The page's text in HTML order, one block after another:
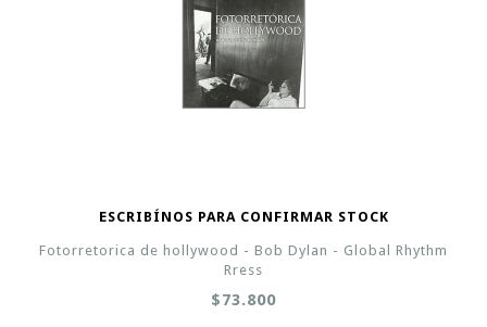
ESCRIBÍNOS PARA CONFIRMAR STOCK
Fotorretorica de hollywood - Bob Dylan - Global Rhythm
Rress
$73.800